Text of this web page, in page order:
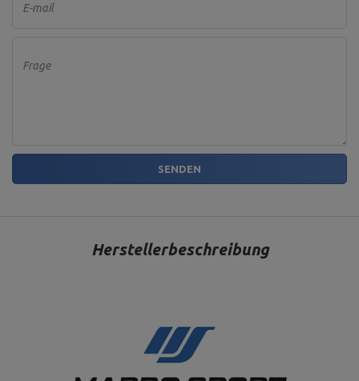
E-mail
Frage
SENDEN
Herstellerbeschreibung